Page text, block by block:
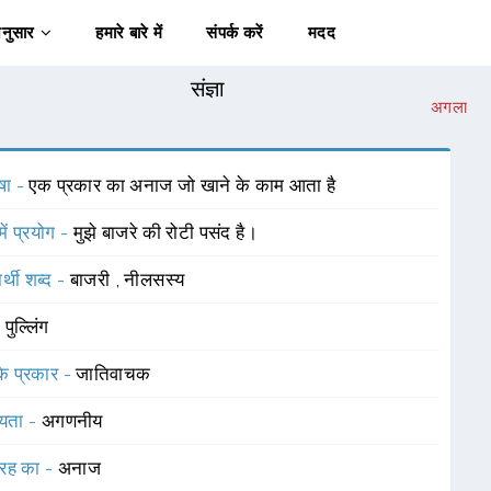
हमारे बारे में संपर्क करें मदद
संज्ञा
अगला
-एक प्रकार का अनाज जो खाने के काम आता है
प्रयोग -मुझे बाजरे की रोटी पसंद है।
शब्द -बाजरी ,नीलसस्य
पुल्लिंग
प्रकार -जातिवाचक
- अगणनीय
का - अनाज